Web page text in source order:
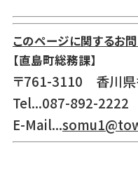
このページに関するお
【直島町総務課】
〒761-3110 香川県
Tel...087-892-
E-Mail...